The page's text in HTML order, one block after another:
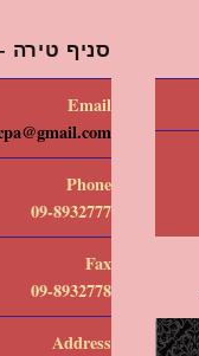
סניף טירה
Email
Phone
09-8932777
Fax
09-8932778
Address